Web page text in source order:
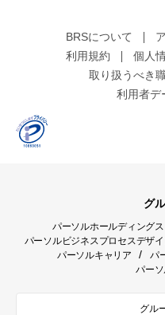
BRSについて
利用規約
個人
取り扱うべき
利用者デ
グ
パーソルホールディングス
パーソルビジネスプロセスデザ
パーソルキャリア / パ
パー
グル